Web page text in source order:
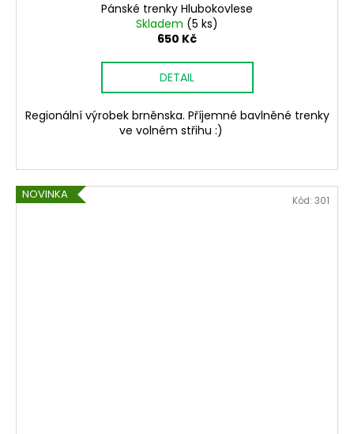
Pánské trenky Hlubokovlese
Skladem (5 ks)
650 Kč
DETAIL
Regionální výrobek brněnska. Příjemné bavlněné trenky
ve volném střihu :)
NOVINKA Kód: 301